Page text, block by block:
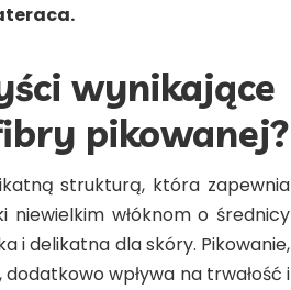
wynikające
pikowanej?
strukturą, która zapewnia
niewielkim włóknom o średnicy
i delikatna dla skóry. Pikowanie,
wpływa na trwałość i